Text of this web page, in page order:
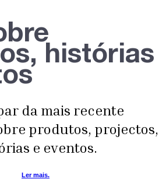
histórias
da mais recente
produtos, projectos,
e eventos.
Ler mais.